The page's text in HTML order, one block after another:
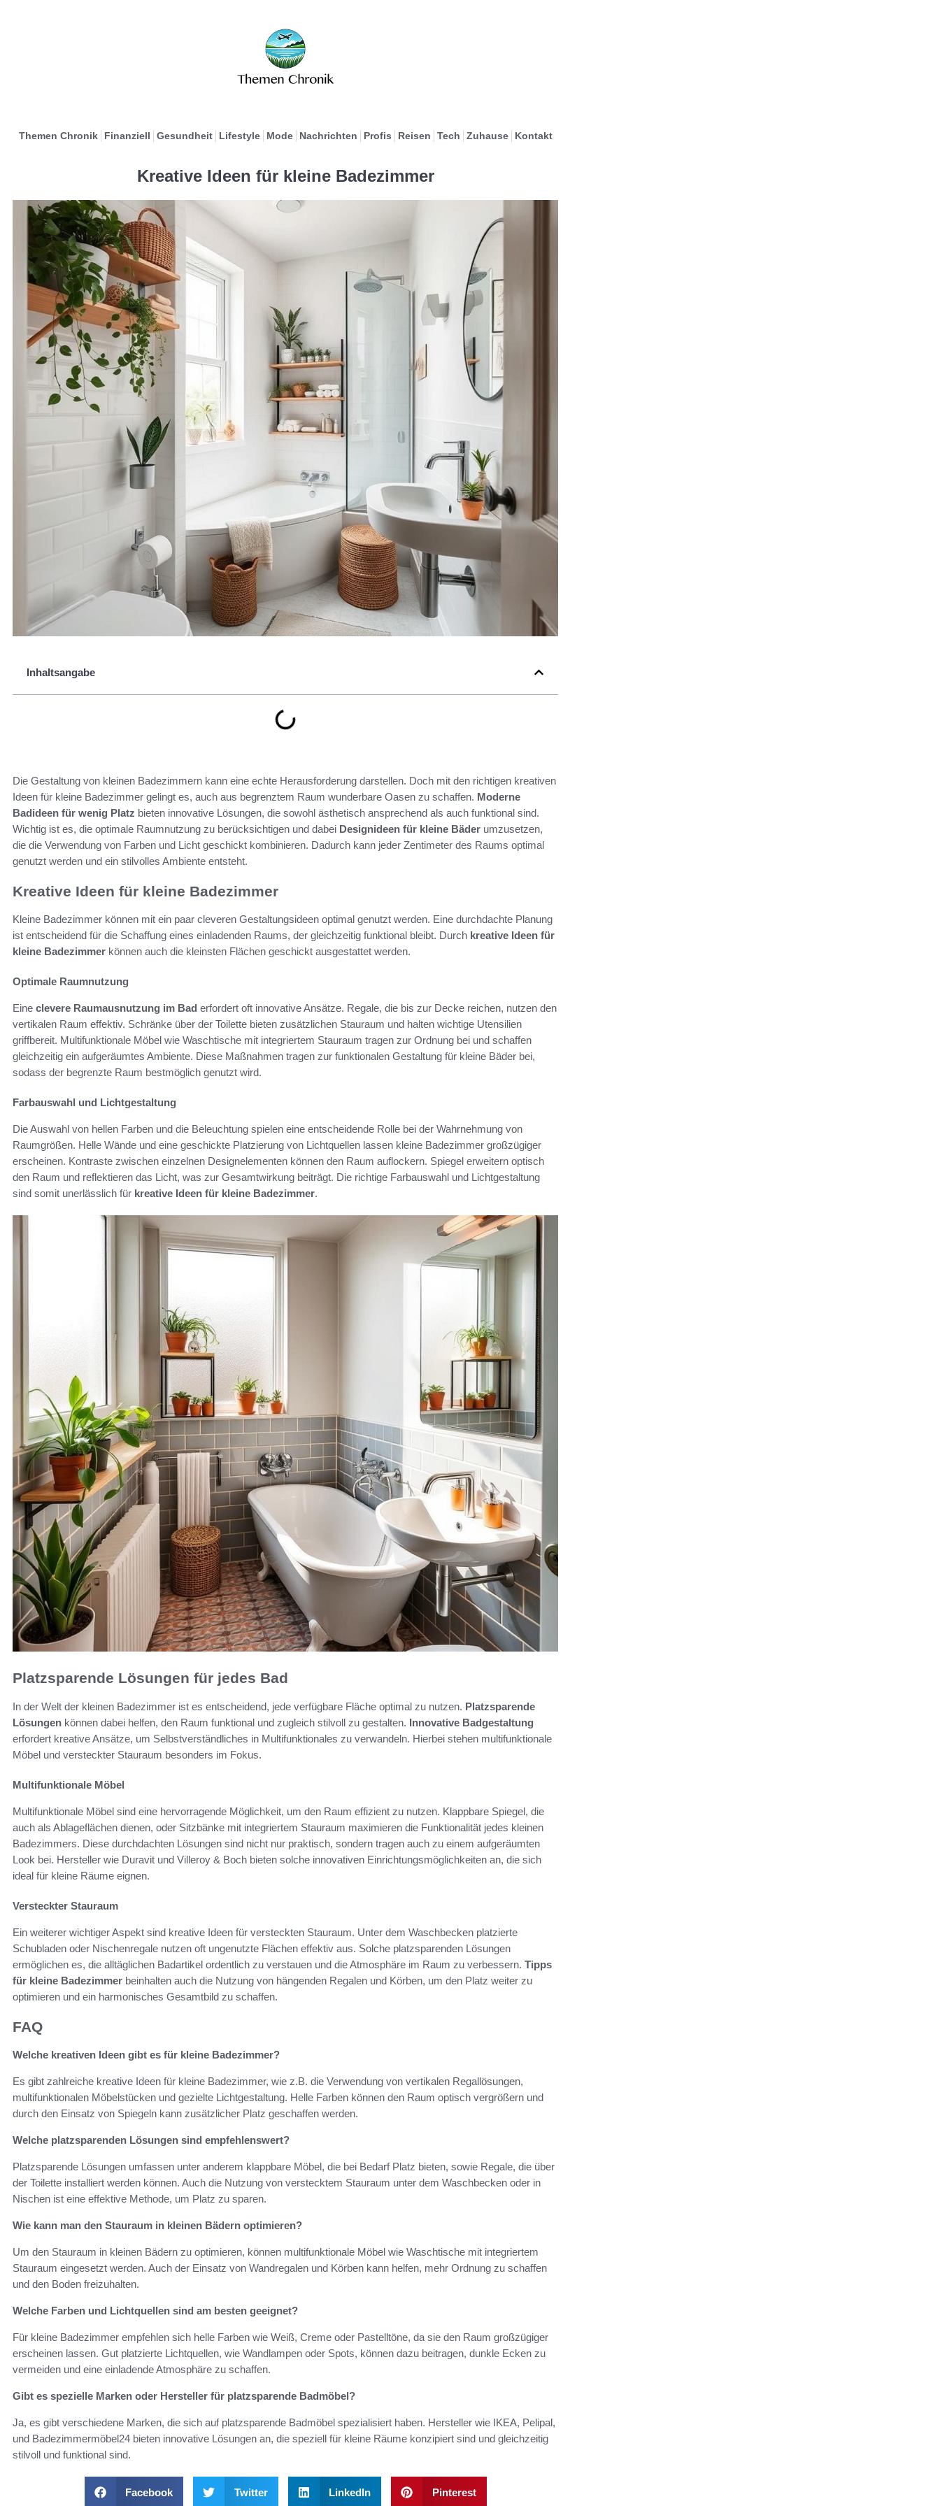
Themen Chronik Finanziell Gesundheit Lifestyle Mode Nachrichten Profis Reisen Tech Zuhause Kontakt
Kreative Ideen für kleine Badezimmer
Inhaltsangabe
Die Gestaltung von kleinen Badezimmern kann eine echte Herausforderung darstellen. Doch mit den richtigen kreativen
Ideen für kleine Badezimmer gelingt es, auch aus begrenztem Raum wunderbare Oasen zu schaffen. Moderne
Badideen für wenig Platz bieten innovative Lösungen, die sowohl ästhetisch ansprechend als auch funktional sind.
Wichtig ist es, die optimale Raumnutzung zu berücksichtigen und dabei Designideen für kleine Bäder umzusetzen,
die die Verwendung von Farben und Licht geschickt kombinieren. Dadurch kann jeder Zentimeter des Raums optimal
genutzt werden und ein stilvolles Ambiente entsteht.
Kreative Ideen für kleine Badezimmer
Kleine Badezimmer können mit ein paar cleveren Gestaltungsideen optimal genutzt werden. Eine durchdachte Planung
ist entscheidend für die Schaffung eines einladenden Raums, der gleichzeitig funktional bleibt. Durch kreative Ideen für
kleine Badezimmer können auch die kleinsten Flächen geschickt ausgestattet werden.
Optimale Raumnutzung
Eine clevere Raumausnutzung im Bad erfordert oft innovative Ansätze. Regale, die bis zur Decke reichen, nutzen den
vertikalen Raum effektiv. Schränke über der Toilette bieten zusätzlichen Stauraum und halten wichtige Utensilien
griffbereit. Multifunktionale Möbel wie Waschtische mit integriertem Stauraum tragen zur Ordnung bei und schaffen
gleichzeitig ein aufgeräumtes Ambiente. Diese Maßnahmen tragen zur funktionalen Gestaltung für kleine Bäder bei,
sodass der begrenzte Raum bestmöglich genutzt wird.
Farbauswahl und Lichtgestaltung
Die Auswahl von hellen Farben und die Beleuchtung spielen eine entscheidende Rolle bei der Wahrnehmung von
Raumgrößen. Helle Wände und eine geschickte Platzierung von Lichtquellen lassen kleine Badezimmer großzügiger
erscheinen. Kontraste zwischen einzelnen Designelementen können den Raum auflockern. Spiegel erweitern optisch
den Raum und reflektieren das Licht, was zur Gesamtwirkung beiträgt. Die richtige Farbauswahl und Lichtgestaltung
sind somit unerlässlich für kreative Ideen für kleine Badezimmer.
Platzsparende Lösungen für jedes Bad
In der Welt der kleinen Badezimmer ist es entscheidend, jede verfügbare Fläche optimal zu nutzen. Platzsparende
Lösungen können dabei helfen, den Raum funktional und zugleich stilvoll zu gestalten. Innovative Badgestaltung
erfordert kreative Ansätze, um Selbstverständliches in Multifunktionales zu verwandeln. Hierbei stehen multifunktionale
Möbel und versteckter Stauraum besonders im Fokus.
Multifunktionale Möbel
Multifunktionale Möbel sind eine hervorragende Möglichkeit, um den Raum effizient zu nutzen. Klappbare Spiegel, die
auch als Ablageflächen dienen, oder Sitzbänke mit integriertem Stauraum maximieren die Funktionalität jedes kleinen
Badezimmers. Diese durchdachten Lösungen sind nicht nur praktisch, sondern tragen auch zu einem aufgeräumten
Look bei. Hersteller wie Duravit und Villeroy & Boch bieten solche innovativen Einrichtungsmöglichkeiten an, die sich
ideal für kleine Räume eignen.
Versteckter Stauraum
Ein weiterer wichtiger Aspekt sind kreative Ideen für versteckten Stauraum. Unter dem Waschbecken platzierte
Schubladen oder Nischenregale nutzen oft ungenutzte Flächen effektiv aus. Solche platzsparenden Lösungen
ermöglichen es, die alltäglichen Badartikel ordentlich zu verstauen und die Atmosphäre im Raum zu verbessern. Tipps
für kleine Badezimmer beinhalten auch die Nutzung von hängenden Regalen und Körben, um den Platz weiter zu
optimieren und ein harmonisches Gesamtbild zu schaffen.
FAQ
Welche kreativen Ideen gibt es für kleine Badezimmer?
Es gibt zahlreiche kreative Ideen für kleine Badezimmer, wie z.B. die Verwendung von vertikalen Regallösungen,
multifunktionalen Möbelstücken und gezielte Lichtgestaltung. Helle Farben können den Raum optisch vergrößern und
durch den Einsatz von Spiegeln kann zusätzlicher Platz geschaffen werden.
Welche platzsparenden Lösungen sind empfehlenswert?
Platzsparende Lösungen umfassen unter anderem klappbare Möbel, die bei Bedarf Platz bieten, sowie Regale, die über
der Toilette installiert werden können. Auch die Nutzung von verstecktem Stauraum unter dem Waschbecken oder in
Nischen ist eine effektive Methode, um Platz zu sparen.
Wie kann man den Stauraum in kleinen Bädern optimieren?
Um den Stauraum in kleinen Bädern zu optimieren, können multifunktionale Möbel wie Waschtische mit integriertem
Stauraum eingesetzt werden. Auch der Einsatz von Wandregalen und Körben kann helfen, mehr Ordnung zu schaffen
und den Boden freizuhalten.
Welche Farben und Lichtquellen sind am besten geeignet?
Für kleine Badezimmer empfehlen sich helle Farben wie Weiß, Creme oder Pastelltöne, da sie den Raum großzügiger
erscheinen lassen. Gut platzierte Lichtquellen, wie Wandlampen oder Spots, können dazu beitragen, dunkle Ecken zu
vermeiden und eine einladende Atmosphäre zu schaffen.
Gibt es spezielle Marken oder Hersteller für platzsparende Badmöbel?
Ja, es gibt verschiedene Marken, die sich auf platzsparende Badmöbel spezialisiert haben. Hersteller wie IKEA, Pelipal,
und Badezimmermöbel24 bieten innovative Lösungen an, die speziell für kleine Räume konzipiert sind und gleichzeitig
stilvoll und funktional sind.
Facebook Twitter LinkedIn Pinterest